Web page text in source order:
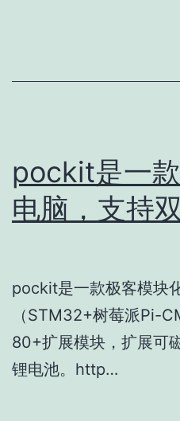
pockit是一
电脑，支持双
pockit是一款极客模块
（STM32+树莓派Pi-
80+扩展模块，扩展可
锂电池。http…